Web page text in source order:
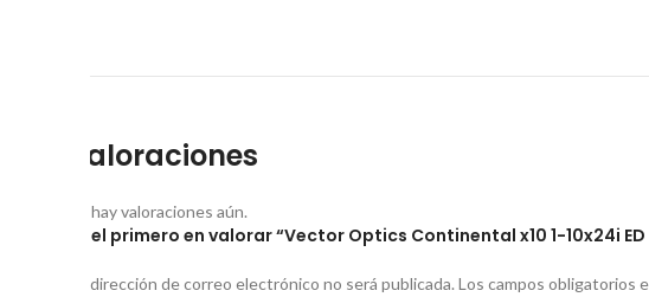
Valoraciones
No hay valoraciones aún.
Sé el primero en valorar “Vector Optics Continental x10 1-10x24i ED
Tu dirección de correo electrónico no será publicada. Los campos obligatorios